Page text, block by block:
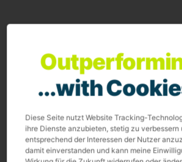
...with
Diese Seite nutzt Website Tracking-
ihre Dienste anzubieten, stetig zu verbessern
entsprechend der Interessen der Nutzer
damit einverstanden und kann meine